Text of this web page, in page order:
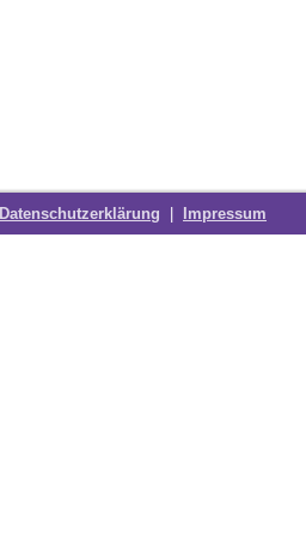
Datenschutzerklärung Impressum